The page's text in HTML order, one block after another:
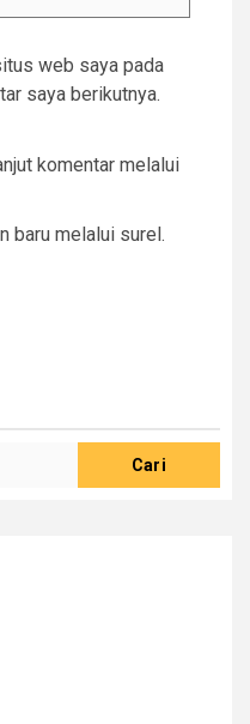
web saya pada
saya berikutnya.
komentar melalui
baru melalui surel.
Cari